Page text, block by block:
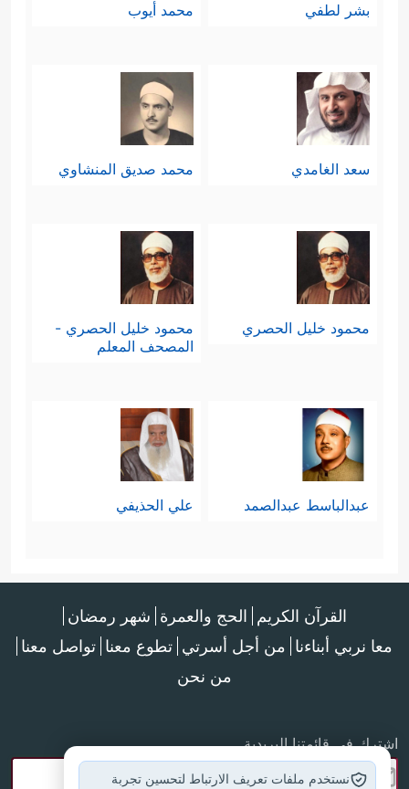
بشر لطفي محمد أيوب
سعد الغامدي محمد صديق المنشاوي
محمود خليل الحصري
محمود خليل الحصري -
المصحف المعلم
عبدالباسط عبدالصمد علي الحذيفي
القرآن الكريم الحج والعمرة شهر رمضان
معا نربي أبناءنا من أجل أسرتي تطوع معنا تواصل معنا
من نحن
اشترك في قائمتنا البريدية
نستخدم ملفات تعريف الارتباط لتحسين تجربة